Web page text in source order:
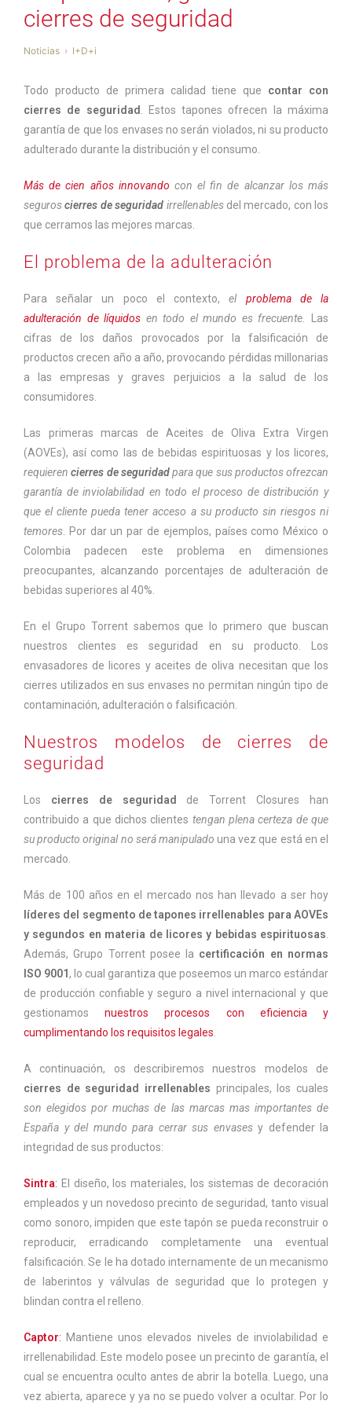
cierres de seguridad
Noticias I+D+i
Todo producto de primera calidad tiene que contar con
cierres de seguridad
. Estos tapones ofrecen la máxima
garantía de que los envases no serán violados, ni su producto
adulterado durante la distribución y el consumo.
Más de cien años innovando con el fin de alcanzar los más
seguroscierres de seguridad irrellenablesdel mercado, con los
que cerramos las mejores marcas.
El problema de la adulteración
Para señalar un poco el contexto,el problema de la
adulteración de líquidos en todo el mundo es frecuente.
Las
cifras de los daños provocados por la falsificación de
productos crecen año a año, provocando pérdidas millonarias
a las empresas y graves perjuicios a la salud de los
consumidores.
Las primeras marcas de Aceites de Oliva Extra Virgen
(AOVEs), así como las de bebidas espirituosas y los licores,
requierencierres de seguridadpara que sus productos ofrezcan
garantía de inviolabilidad en todo el proceso de distribución y
que el cliente pueda tener acceso a su producto sin riesgos ni
temores . Por dar un par de ejemplos, países como México o
Colombia padecen este problema en dimensiones
preocupantes, alcanzando porcentajes de adulteración de
bebidas superiores al 40%.
En el Grupo Torrent sabemos que lo primero que buscan
nuestros clientes es seguridad en su producto. Los
envasadores de licores y aceites de oliva necesitan que los
cierres utilizados en sus envases no permitan ningún tipo de
contaminación, adulteración o falsificación.
Nuestros modelos de cierres de
seguridad
Los cierres de seguridad
de Torrent Closures han
contribuido a que dichos clientes tengan plena certeza de que
su producto original no será manipuladouna vez que está en el
mercado.
Más de 100 años en el mercado nos han llevado a ser hoy
líderes del segmento de tapones irrellenables para AOVEs
y segundos en materia de licores y bebidas espirituosas
Además, Grupo Torrent posee la certificación en normas
ISO 9001, lo cual garantiza que poseemos un marco estándar
de producción confiable y seguro a nivel internacional y que
gestionamosnuestros procesos con eficiencia y
cumplimentando los requisitos legales
A continuación, os describiremos nuestros modelos de
cierres de seguridad irrellenables principales, los cuales
son elegidos por muchas de las marcas mas importantes de
España y del mundo para cerrar sus envasesy defender la
integridad de sus productos:
Sintra: El diseño, los materiales, los sistemas de decoración
empleados y un novedoso precinto de seguridad, tanto visual
como sonoro, impiden que este tapón se pueda reconstruir o
reproducir, erradicando completamente una eventual
falsificación. Se le ha dotado internamente de un mecanismo
de laberintos y válvulas de seguridad que lo protegen y
blindan contra el relleno.
Captor: Mantiene unos elevados niveles de inviolabilidad e
irrellenabilidad. Este modelo posee un precinto de garantía, el
cual se encuentra oculto antes de abrir la botella. Luego, una
vez abierta, aparece y ya no se puedo volver a ocultar. Por lo